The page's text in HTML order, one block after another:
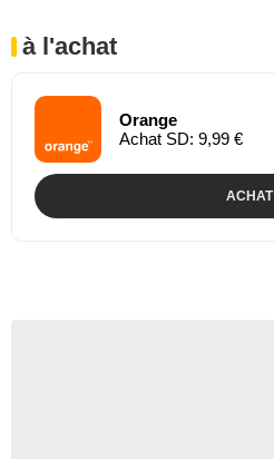
à l'achat
Orange
Achat SD: 9,99 €
ACHAT